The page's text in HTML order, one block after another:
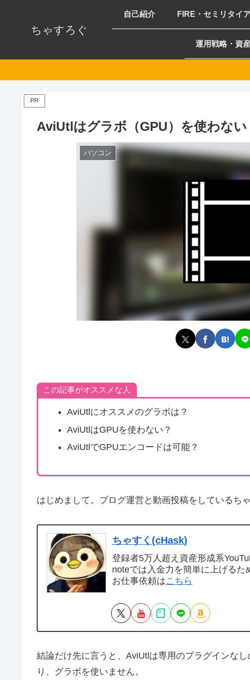
ちゃすろぐ
自己紹介 FIRE・セミリタイ
運用戦略・資
PR
AviUtlはグラボ（GPU）を使わな
パソコン
この記事がオススメな人
AviUtlにオススメのグラボは？
AviUtlはGPUを使わない？
AviUtlでGPUエンコードは可能？
はじめまして。ブログ運営と動画投稿をしているちゃ
ちゃすく(cHask)
登録者5万人超え資産形成系
noteでは入金力を簡単に上げるた
お仕事依頼はこちら
結論だけ先に言うと、AviUtlは専用のプラグインな
り、グラボを使いません。